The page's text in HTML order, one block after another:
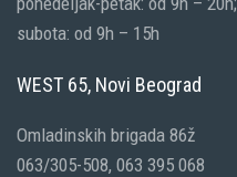
subota: od 9h – 15h
WEST 65, Novi Beograd
Omladinskih brigada 86ž
063/305-508, 063 395 068